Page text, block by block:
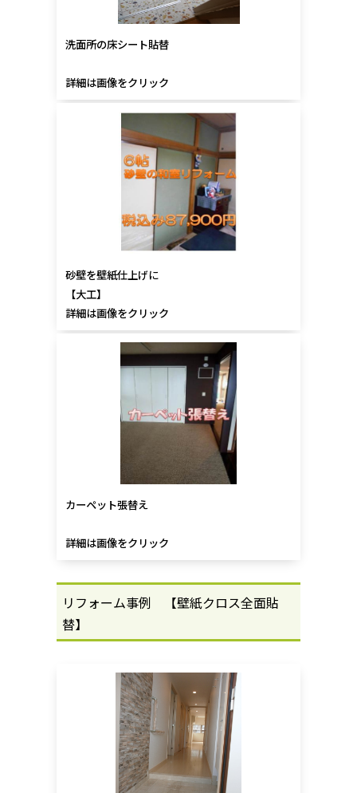
洗面所の床シート貼替
詳細は画像をクリック
砂壁を壁紙仕上げに
【大工】
詳細は画像をクリック
カーペット張替え
詳細は画像をクリック
リフォーム事例 【壁紙クロス全面貼
替】